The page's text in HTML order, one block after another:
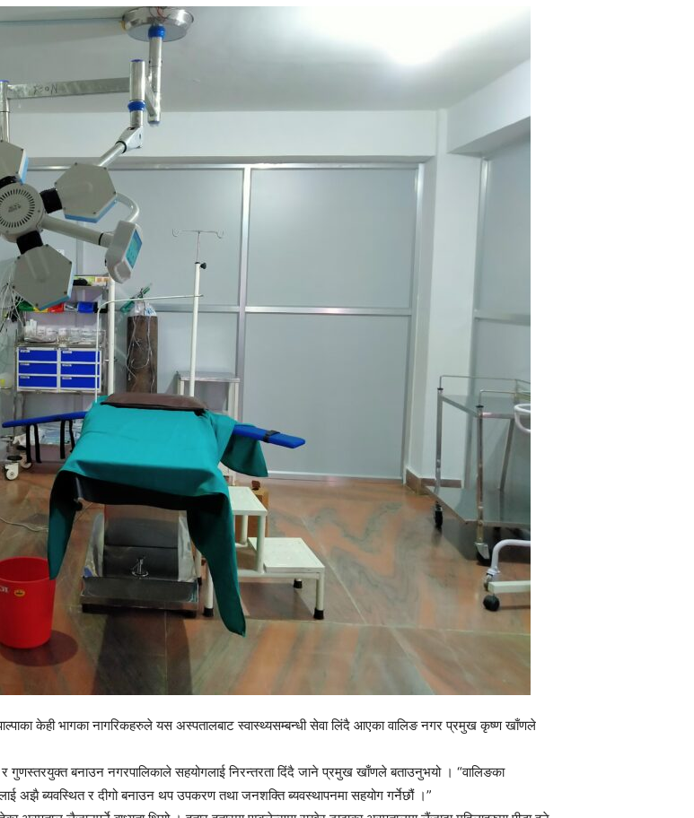
केही भागका नागरिकहरुले यस अस्पतालबाट स्वास्थ्यसम्बन्धी सेवा लिंदै आएका वालिङ नगर प्रमुख कृष्ण खाँणले
बनाउन नगरपालिकाले सहयोगलाई निरन्तरता दिंदै जाने प्रमुख खाँणले बताउनुभयो । “वालिङका
अझै ब्यवस्थित र दीगो बनाउन थप उपकरण तथा जनशक्ति ब्यवस्थापनमा सहयोग गर्नेछौं ।”